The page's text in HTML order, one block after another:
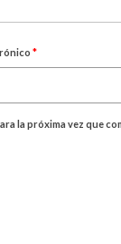
*
la próxima vez que